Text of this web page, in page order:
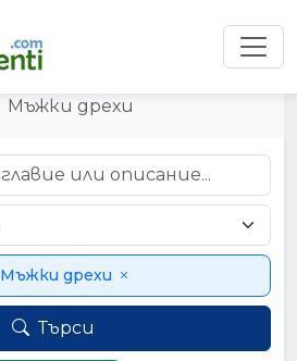
Мъжки дрехи
Мъжки дрехи
Търси